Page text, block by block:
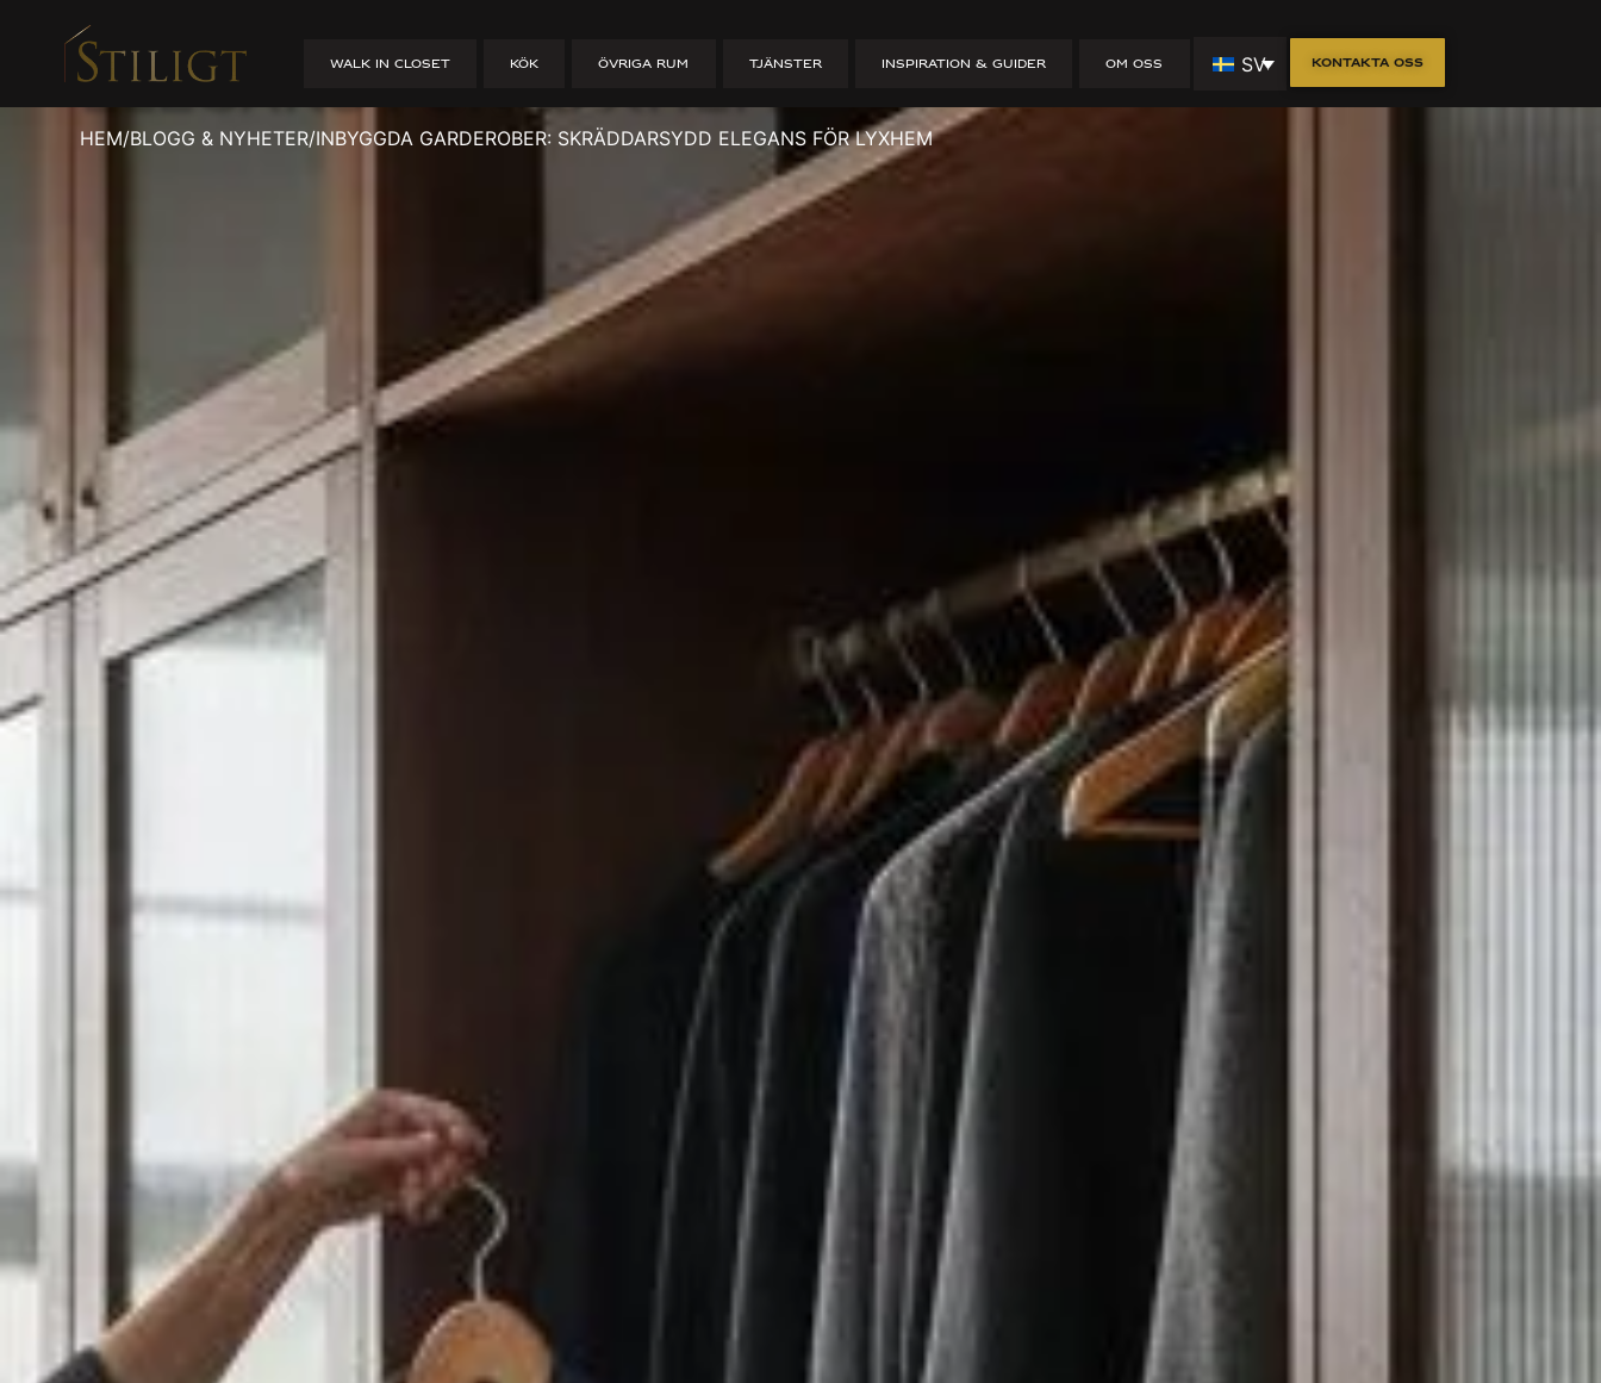
WALK IN CLOSET KÖK ÖVRIGA RUM TJÄNSTER INSPIRATION & GUIDER OM OSS SV Kontakta oss
Inbyggda Garderober: Skräddarsydd
Elegans För Lyxhem
HEM/BLOGG & NYHETER/INBYGGDA GARDEROBER: SKRÄDDARSYDD ELEGANS FÖR LYXHEM